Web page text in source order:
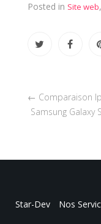
Posted in Site web,
← Comparaison
Samsung Galaxy
Star-Dev Nos